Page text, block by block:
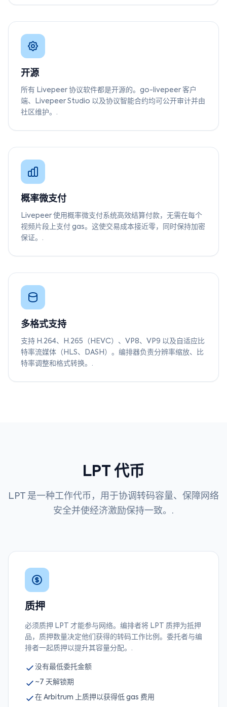
开源
所有 Livepeer 协议软件都是开源的。go-livepeer 客户
端、Livepeer Studio 以及协议智能合约均可公开审计并由
社区维护。.
概率微支付
Livepeer 使用概率微支付系统高效结算付款，无需在每个
视频片段上支付 gas。这使交易成本接近零，同时保持加密
保证。.
多格式支持
支持 H.264、H.265（HEVC）、VP8、VP9 以及自适应比
特率流媒体（HLS、DASH）。编排器负责分辨率缩放、比
特率调整和格式转换。.
LPT 代币
LPT 是一种工作代币，用于协调转码容量、保障网络
安全并使经济激励保持一致。.
质押
必须质押 LPT 才能参与网络。编排者将 LPT 质押为抵押
品，质押数量决定他们获得的转码工作比例。委托者与编
排者一起质押以提升其容量分配。.
没有最低委托金额
~7 天解锁期
在 Arbitrum 上质押以获得低 gas 费用